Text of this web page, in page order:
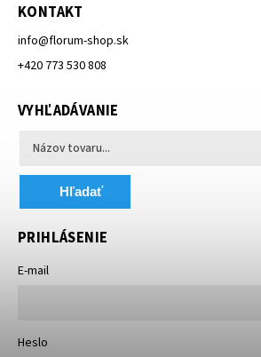
KONTAKT
info@florum-shop.sk
+420 773 530 808
VYHĽADÁVANIE
Hľadať
PRIHLÁSENIE
E-mail
Heslo